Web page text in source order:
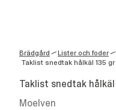
Brädgård /Lister och foder/
Taklist snedtak hålkäl 135
Taklist snedtak
Moelven